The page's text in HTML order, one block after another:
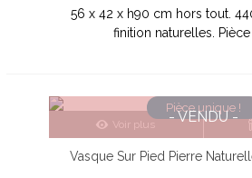
56 x 42 x h90 cm hors tout.
finition naturelles.
Pièce unique !
- VENDU -
Voir plus
Vasque Sur Pied Pierre